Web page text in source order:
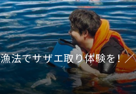
法でサザエ取り体験を！ ／